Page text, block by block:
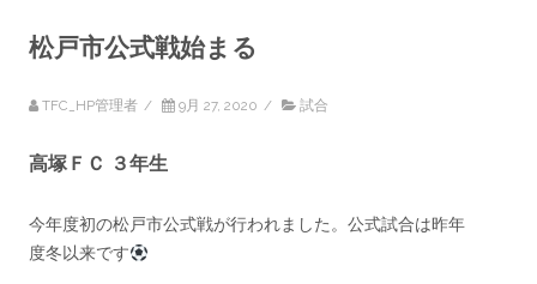
松戸市公式戦始まる
TFC_HP管理者 / 9月 27, 2020 / 試合
高塚ＦＣ ３年生
今年度初の松戸市公式戦が行われました。公式試合は昨年
度冬以来です